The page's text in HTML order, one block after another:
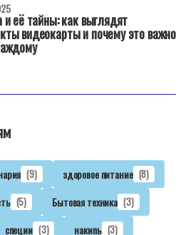
и её тайны: как выглядят
видеокарты и почему это важно
(9) здоровое питание (8)
(5) Бытовая техника (3)
специи (3) накипь (3)